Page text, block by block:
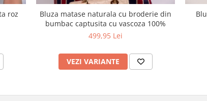
roz
Bluza matase naturala cu broderie din
bumbac captusita cu vascoza 100%
499,95 Lei
VEZI VARIANTE